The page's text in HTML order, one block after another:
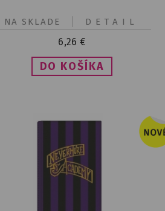
6,26 €
DETAIL
NA SKLADE